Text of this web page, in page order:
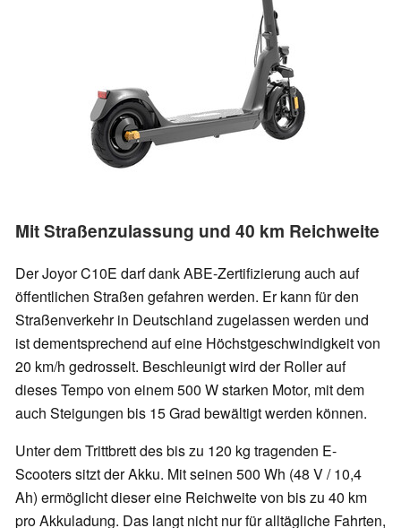
Mit Straßenzulassung und 40 km Reichweite
Der Joyor C10E darf dank ABE-Zertifizierung auch auf
öffentlichen Straßen gefahren werden. Er kann für den
Straßenverkehr in Deutschland zugelassen werden und
ist dementsprechend auf eine Höchstgeschwindigkeit von
20 km/h gedrosselt. Beschleunigt wird der Roller auf
dieses Tempo von einem 500 W starken Motor, mit dem
auch Steigungen bis 15 Grad bewältigt werden können.
Unter dem Trittbrett des bis zu 120 kg tragenden E-
Scooters sitzt der Akku. Mit seinen 500 Wh (48 V / 10,4
Ah) ermöglicht dieser eine Reichweite von bis zu 40 km
pro Akkuladung. Das langt nicht nur für alltägliche Fahrten,